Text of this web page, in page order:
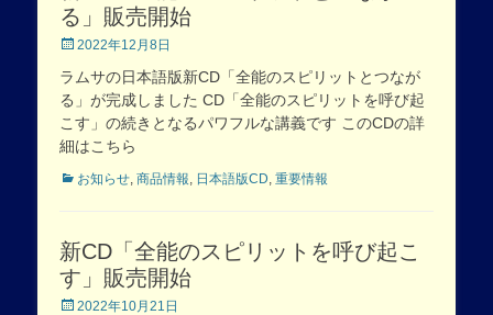
る」販売開始
Posted
2022年12月8日
ラムサの日本語版新CD「全能のスピリットとつなが
る」が完成しました CD「全能のスピリットを呼び起
こす」の続きとなるパワフルな講義です このCDの詳
細はこちら
Categories
お知らせ, 商品情報, 日本語版CD, 重要情報
新CD「全能のスピリットを呼び起こ
す」販売開始
Posted
2022年10月21日